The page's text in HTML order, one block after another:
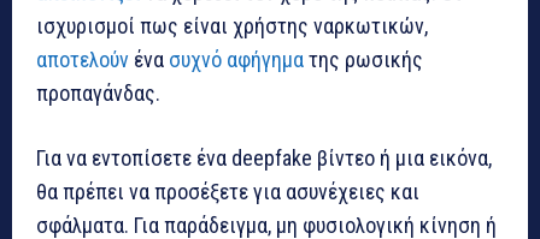
ισχυρισμοί πως είναι χρήστης ναρκωτικών,
αποτελούν ένα συχνό αφήγηματης ρωσικής
προπαγάνδας.
Για να εντοπίσετε ένα deepfake βίντεο ή μια εικόνα,
θα πρέπει να προσέξετε για ασυνέχειες και
σφάλματα. Για παράδειγμα, μη φυσιολογική κίνηση ή